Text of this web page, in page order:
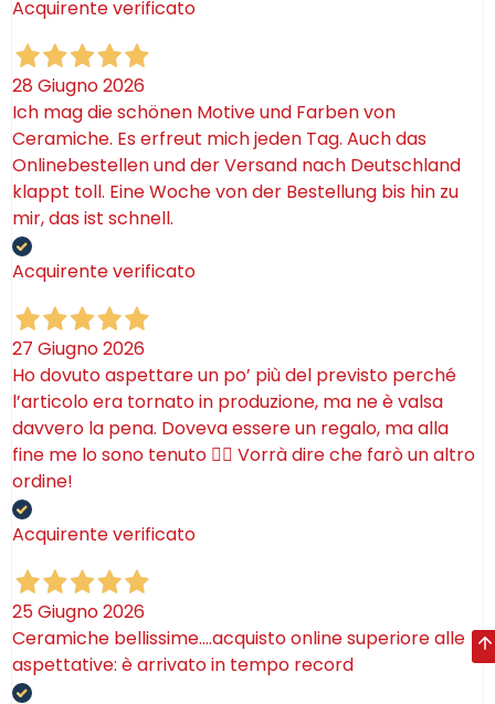
Acquirente verificato
28 Giugno 2026
Ich mag die schönen Motive und Farben von
Ceramiche. Es erfreut mich jeden Tag. Auch das
Onlinebestellen und der Versand nach Deutschland
klappt toll. Eine Woche von der Bestellung bis hin zu
mir, das ist schnell.
Acquirente verificato
27 Giugno 2026
Ho dovuto aspettare un po’ più del previsto perché
l’articolo era tornato in produzione, ma ne è valsa
davvero la pena. Doveva essere un regalo, ma alla
fine me lo sono tenuto 🤷‍♂️ Vorrà dire che farò un altro
ordine!
Acquirente verificato
25 Giugno 2026
Ceramiche bellissime….acquisto online superiore alle
aspettative: è arrivato in tempo record